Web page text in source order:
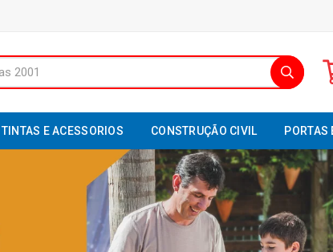
TINTAS E ACESSORIOS CONSTRUÇÃO CIVIL PORTAS